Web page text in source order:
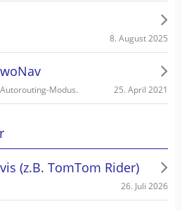
8. August 2025
Modus. 25. April 2021
(z.B. TomTom Rider)
26. Juli 2026